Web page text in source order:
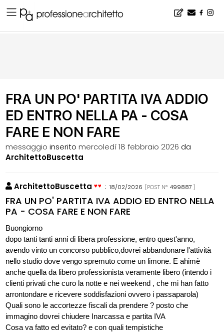
FRA UN PO' PARTITA IVA ADDIO
ED ENTRO NELLA PA - COSA
FARE E NON FARE
messaggio inseritomercoledì 18 febbraio 2026 da
ArchitettoBuscetta
ArchitettoBuscetta : 18/02/2026 [POST N° 499887 ]
FRA UN PO' PARTITA IVA ADDIO ED ENTRO NELLA
PA - COSA FARE E NON FARE
Buongiorno
dopo tanti tanti anni di libera professione, entro quest'anno,
avendo vinto un concorso pubblico,dovrei abbandonare l'attività
nello studio dove vengo spremuto come un limone. E ahimè
anche quella da libero professionista veramente libero (intendo i
clienti privati che curo la notte e nei weekend , che mi han fatto
arrontondare e ricevere soddisfazioni ovvero i passaparola)
Quali sono le accortezze fiscali da prendere ? posto che
immagino dovrei chiudere Inarcassa e partita IVA
Cosa va fatto ed evitato? e con quali tempistiche